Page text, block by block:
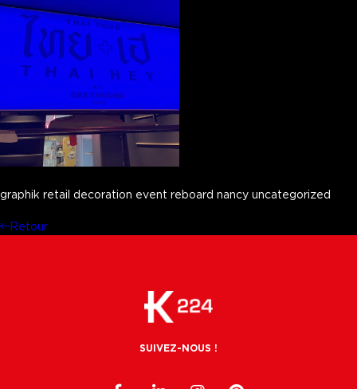
graphik retail decoration event reboard nancy uncategorized
Retour
SUIVEZ-NOUS !